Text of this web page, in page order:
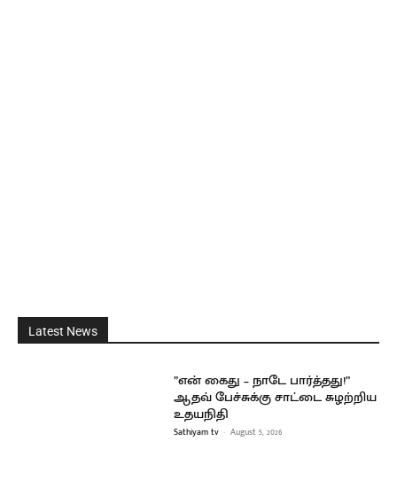
Latest News
”என் கைது – நாடே பார்த்தது!”
ஆதவ் பேச்சுக்கு சாட்டை சுழற்றிய
உதயநிதி
Sathiyam tv - August 5, 2026